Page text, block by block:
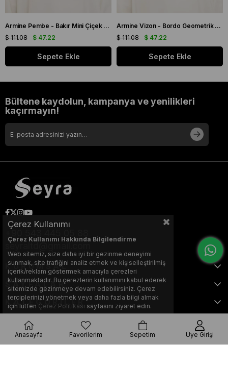
Armine Pembe - Bakır Mini Çiçek Desen Tivil İpek Eşarp IST 9134 - 03
$ 47.22
$ 111.08
Sepete Ekle
Armine Vizon - Bordo Geometrik Desen Tivil İpek Eşarp IST 9151 - 53
$ 47.22
$ 111.08
Sepete Ekle
Bültene kaydolun, kampanya ve yenilikleri
kaçırmayın!
seyraltd@gmail.com
KURUMSAL
SAYFALAR
KATEGORİLER
Bu web sitesi, Nihat KILIÇARSLAN tarafından tasarlanmış ve optimize
Çerez Kullanımı
Çerez Kullanımı Hakkında Bilgilendirme
Web sitemiz, size daha iyi bir gezinme deneyimi
sunmak, site trafiğini analiz etmek ve kişiselleştirilmiş
içerik/reklam göstermek amacıyla çerezleri
kullanmaktadır. Bu çerezlerin kullanımını kabul ederek
sitemizde gezinmeye devam edebilirsiniz. Çerez
terciplerinizi yönetmek veya daha fazla bilgi almak
için lütfen Çerez Politikası sayfasını ziyaret edin.
Anasayfa Favorilerim Sepetim Üye Girişi